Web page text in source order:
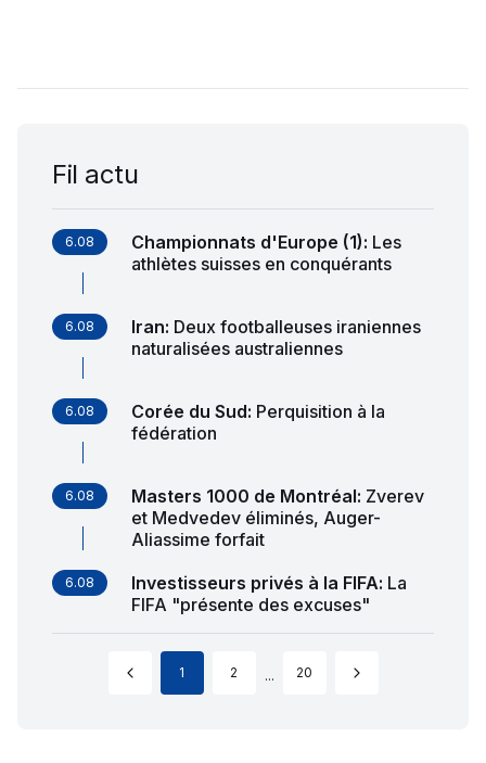
Fil actu
6.08 Championnats d'Europe (1): Les
athlètes suisses en conquérants
6.08 Iran: Deux footballeuses iraniennes
naturalisées australiennes
6.08 Corée du Sud: Perquisition à la
fédération
6.08 Masters 1000 de Montréal: Zverev
et Medvedev éliminés, Auger-
Aliassime forfait
6.08 Investisseurs privés à la FIFA: La
FIFA "présente des excuses"
1 2 ... 20